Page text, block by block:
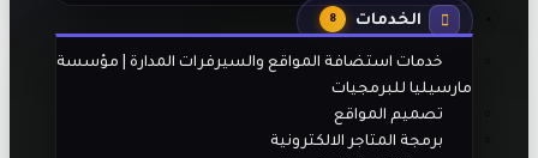
الخدمات 8
خدمات استضافة المواقع والسيرفرات المدارة | مؤسسة
مارسيليا للبرمجيات
تصميم المواقع
برمجة المتاجر الالكترونية